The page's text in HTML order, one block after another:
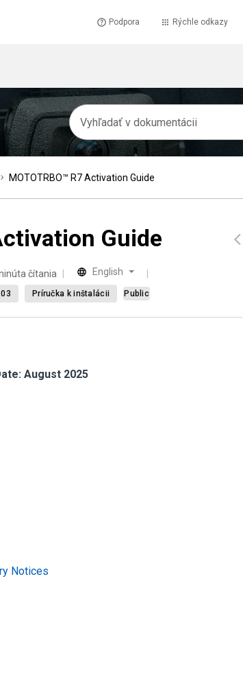
Podpora Rýchle odkazy
MOTOTRBO™ R7 Activation Guide
Guide
čítania English
Príručka k inštalácii Public
August 2025
Notices